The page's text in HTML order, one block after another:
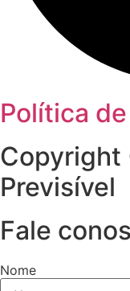
Política
Previsível
Fale
Nome